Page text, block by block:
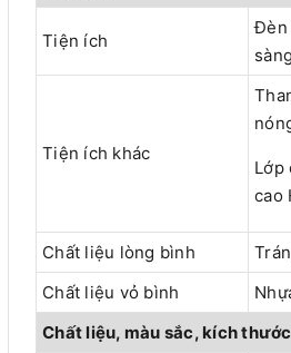
Tiện ích
Đèn
sàng
Tiện ích khác
Lớp
cao
Chất liệu lòng bình
Chất liệu vỏ bình
Chất liệu, màu sắc, kích thước